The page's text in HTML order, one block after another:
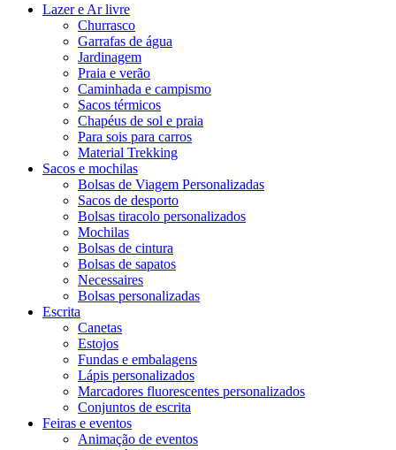
Lazer e Ar livre
Churrasco
Garrafas de água
Jardinagem
Praia e verão
Caminhada e campismo
Sacos térmicos
Chapéus de sol e praia
Para sois para carros
Material Trekking
Sacos e mochilas
Bolsas de Viagem Personalizadas
Sacos de desporto
Bolsas tiracolo personalizados
Mochilas
Bolsas de cintura
Bolsas de sapatos
Necessaires
Bolsas personalizadas
Escrita
Canetas
Estojos
Fundas e embalagens
Lápis personalizados
Marcadores fluorescentes personalizados
Conjuntos de escrita
Feiras e eventos
Animação de eventos